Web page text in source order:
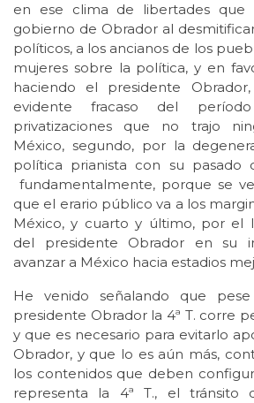
en ese clima de libertades que
gobierno de Obrador al
políticos, a los ancianos de los
mujeres sobre la política, y en
haciendo el presidente
evidente fracaso del
privatizaciones que no trajo
México, segundo, por la
política prianista con su pasado
fundamentalmente, porque se
que el erario público va a los
México, y cuarto y último, por el
del presidente Obrador en su
avanzar a México hacia estadios
He venido señalando que
presidente Obrador la 4ª T. corre
y que es necesario para evitarlo
Obrador, y que lo es aún más,
los contenidos que deben
representa la 4ª T., el tránsito